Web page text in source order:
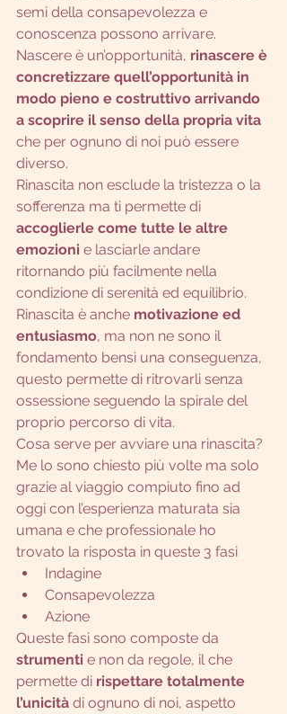
semi della consapevolezza e
conoscenza possono arrivare.
Nascere è un’opportunità, rinascere è
concretizzare quell’opportunità in
modo pieno e costruttivo arrivando
a scoprire il senso della propria vita
che per ognuno di noi può essere
diverso.
Rinascita non esclude la tristezza o la
sofferenza ma ti permette di
accoglierle come tutte le altre
emozioni e lasciarle andare
ritornando più facilmente nella
condizione di serenità ed equilibrio.
Rinascita è anche motivazione ed
entusiasmo, ma non ne sono il
fondamento bensì una conseguenza,
questo permette di ritrovarli senza
ossessione seguendo la spirale del
proprio percorso di vita.
Cosa serve per avviare una rinascita?
Me lo sono chiesto più volte ma solo
grazie al viaggio compiuto fino ad
oggi con l’esperienza maturata sia
umana e che professionale ho
trovato la risposta in queste 3 fasi
Indagine
Consapevolezza
Azione
Queste fasi sono composte da
strumenti e non da regole, il che
permette di rispettare totalmente
l’unicità di ognuno di noi, aspetto